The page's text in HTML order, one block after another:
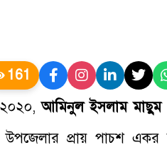
161
২০২০,আমিনুল ইসলাম মাছুম
উপজেলার প্রায় পাচশ